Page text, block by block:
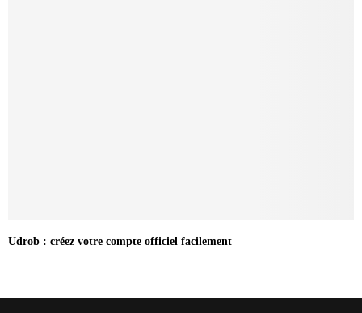
Udrob : créez votre compte officiel facilement